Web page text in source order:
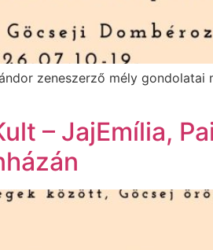
zeneszerző mély
– JajEmília,